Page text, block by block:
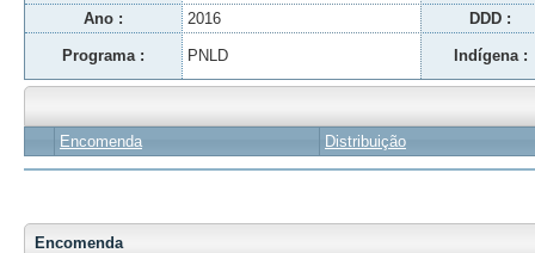
Ano : 2016 DDD :
Programa : PNLD Indígena :
Encomenda Distribuição
Encomenda